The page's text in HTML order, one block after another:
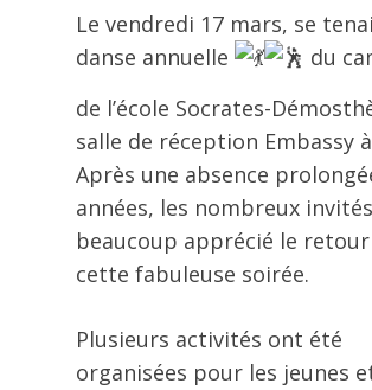
Le vendredi 17 mars, se
danse annuelle
du
de l’école Socrates-
salle de réception Embassy
Après une absence
années, les nombreux
beaucoup apprécié le
cette fabuleuse soirée.
Plusieurs activités ont été
organisées pour les jeunes